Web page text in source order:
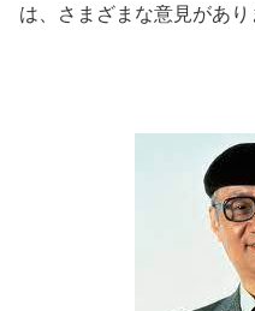
は、さまざまな意見があり